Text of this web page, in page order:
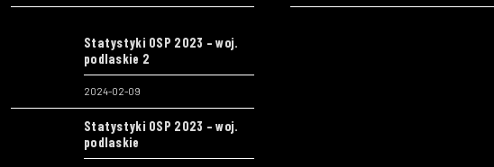
Statystyki OSP 2023 – woj.
podlaskie 2
2024-02-09
Statystyki OSP 2023 – woj.
podlaskie